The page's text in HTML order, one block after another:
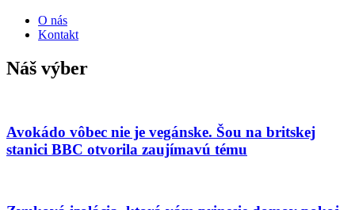
O nás
Kontakt
Náš výber
Avokádo vôbec nie je vegánske. Šou na britskej
stanici BBC otvorila zaujímavú tému